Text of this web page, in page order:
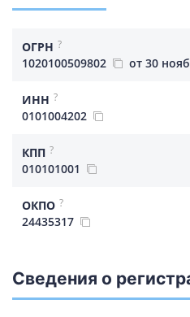
ОГРН ?
1020100509802 от 30
ИНН ?
0101004202
КПП ?
010101001
ОКПО ?
24435317
Сведения о